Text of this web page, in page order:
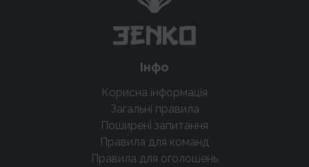
Інфо
Корисна інформація
Загальні правила
Поширені запитання
Правила для команд
Правила для оголошень